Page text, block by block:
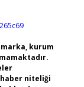
kurum
niteliği